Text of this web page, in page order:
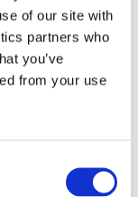
of our site with
partners who
you’ve
from your use